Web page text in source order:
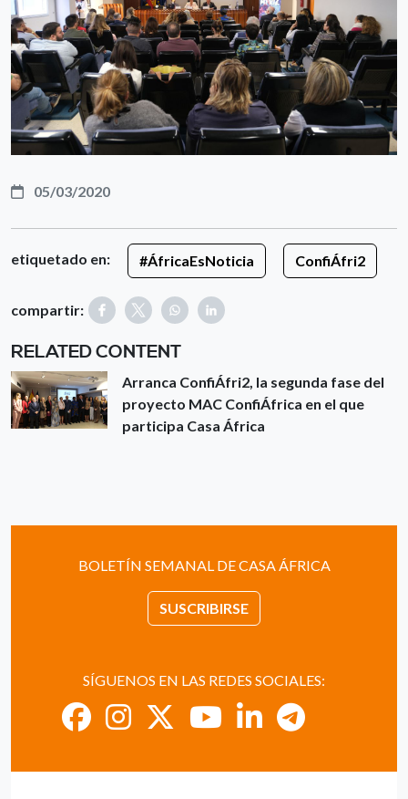
05/03/2020
etiquetado en: #ÁfricaEsNoticia ConfiÁfri2
compartir:
RELATED CONTENT
Arranca ConfiÁfri2, la segunda fase del
proyecto MAC ConfiÁfrica en el que
participa Casa África
BOLETÍN SEMANAL DE CASA ÁFRICA
SUSCRIBIRSE
SÍGUENOS EN LAS REDES SOCIALES: